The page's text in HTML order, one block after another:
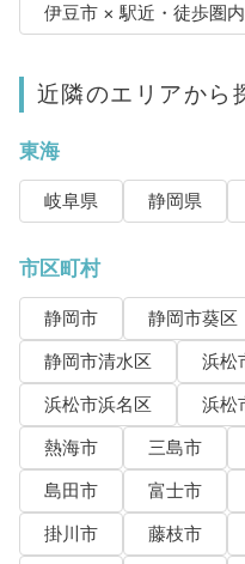
伊豆市 × 駅近・徒歩圏内
近隣のエリアから
東海
岐阜県 静岡県
市区町村
静岡市 静岡市葵区
静岡市清水区
浜松
浜松市浜名区
浜松
熱海市
三島市
島田市
富士市
掛川市
藤枝市